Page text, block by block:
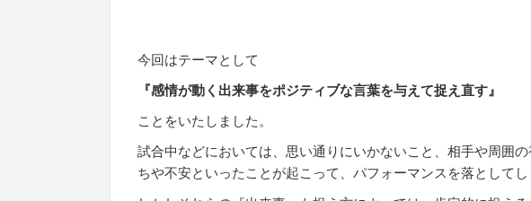
今回はテーマとして
『感情が動く出来事をポジティブな言葉を与えて捉え直す』
ことをいたしました。
試合中などにおいては、思い通りにいかないこと、相手や周囲
ちや不安といったことが起こって、パフォーマンスを落としてし